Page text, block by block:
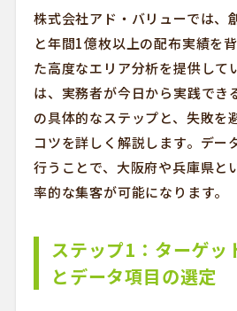
株式会社アド・バリューでは、
と年間1億枚以上の配布実績を
た高度なエリア分析を提供して
は、実務者が今日から実践でき
の具体的なステップと、失敗を
コツを詳しく解説します。デー
行うことで、大阪府や兵庫県と
率的な集客が可能になります。
ステップ1：ターゲッ
とデータ項目の選定